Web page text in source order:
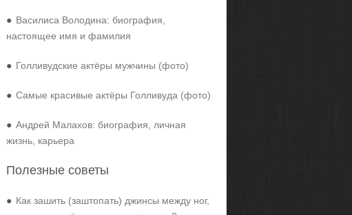
● Василиса Володина: биография,
настоящее имя и фамилия
● Голливудские актёры мужчины (фото)
● Самые красивые актёры Голливуда (фото)
● Андрей Малахов: биография, личная
жизнь, карьера
Полезные советы
● Как зашить (заштопать) джинсы между ног,